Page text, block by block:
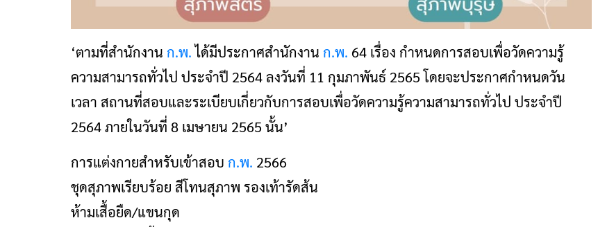
‘ตามที่สำนักงาน ก.พ.ได้มีประกาศสำนักงาน ก.พ. 64 เรื่อง กำหนดการสอบเพื่อวัดความรู้
ความสามารถทั่วไป ประจำปี 2564 ลงวันที่ 11 กุมภาพันธ์ 2565 โดยจะประกาศกำหนดวัน
เวลา สถานที่สอบและระเบียบเกี่ยวกับการสอบเพื่อวัดความรู้ความสามารถทั่วไป ประจำปี
2564 ภายในวันที่ 8 เมษายน 2565 นั้น’
การแต่งกายสำหรับเข้าสอบ ก.พ. 2566
ชุดสุภาพเรียบร้อย สีโทนสุภาพ รองเท้ารัดส้น
ห้ามเสื้อยืด/แขนกุด